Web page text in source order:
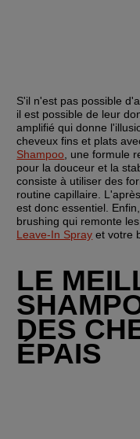
S'il n'est pas possible
il est possible de leur
amplifié qui donne
cheveux fins et plats
Shampoo, une formule
pour la douceur et la
consiste à utiliser des
routine capillaire.
est donc essentiel.
brushing qui remonte
Leave-In Spray et votre
LE
DES
ÉPAIS